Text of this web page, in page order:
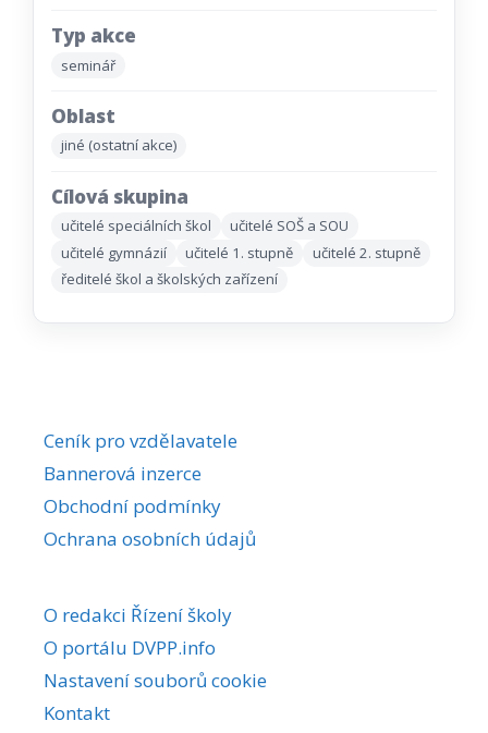
Typ akce
seminář
Oblast
jiné (ostatní akce)
Cílová skupina
učitelé speciálních škol
učitelé SOŠ a SOU
učitelé gymnázií
učitelé 1. stupně
učitelé 2. stupně
ředitelé škol a školských zařízení
Ceník pro vzdělavatele
Bannerová inzerce
Obchodní podmínky
Ochrana osobních údajů
O redakci Řízení školy
O portálu DVPP.info
Nastavení souborů cookie
Kontakt